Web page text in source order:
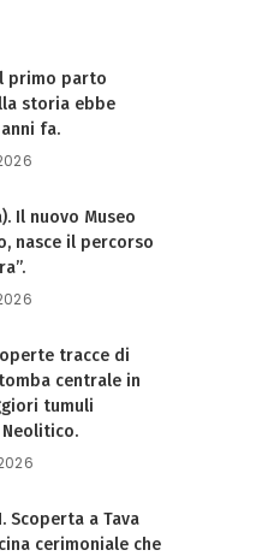
Il primo parto
storia ebbe
fa.
Il nuovo Museo
nasce il percorso
tracce di
centrale in
tumuli
Scoperta a Tava
cerimoniale che